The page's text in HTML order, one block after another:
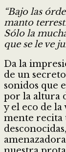
“Bajo las
manto
Sólo la
que se le ve
Da la
de un
sonidos que
por la altura
y el eco de
mente recita